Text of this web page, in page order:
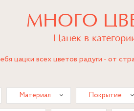
МНОГО
Цацек в
цацки всех цветов радуги - от
Материал Покрытие